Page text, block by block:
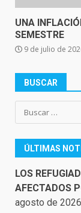
UNA
SEMESTRE
9 de julio de
BUSCAR
Buscar:
ÚLTIMAS
LOS
AFECTADOS
agosto de 2026